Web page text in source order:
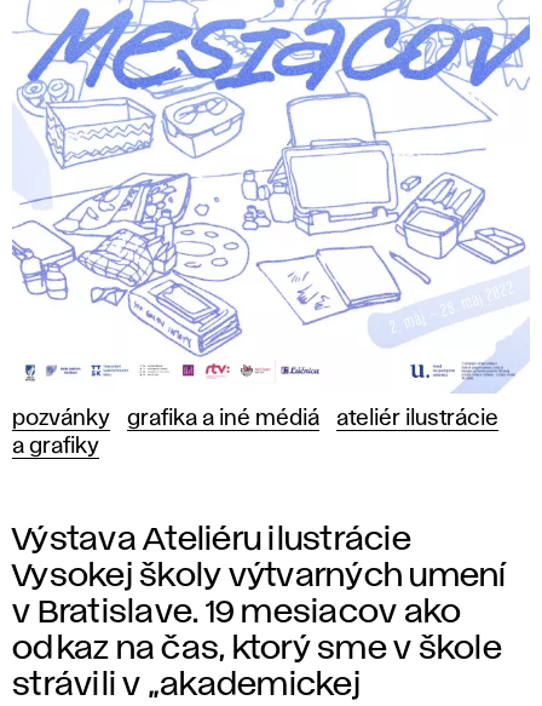
pozvánky grafika a iné médiá
ateliér ilustrácie
a grafiky
Výstava Ateliéru ilustrácie
Vysokej školy výtvarných umení
v Bratislave. 19 mesiacov ako
odkaz na čas, ktorý sme v škole
strávili v „akademickej